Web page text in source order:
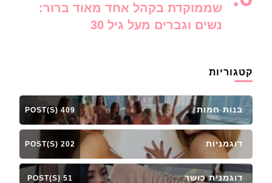
שממוקדת בקהל אחד מאוד ברור:
נשים וגברים מעל גיל 30
קטגוריות
בנות חמות 409 POST(S)
דוגמניות 202 POST(S)
דוגמנית כושר 51 POST(S)